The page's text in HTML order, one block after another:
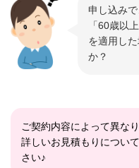
申し込みで
「60歳以
を適用し
か？
ご契約内容によって異なり
詳しいお見積もりについ
さい♪